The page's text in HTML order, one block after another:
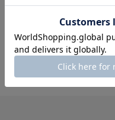
ラン